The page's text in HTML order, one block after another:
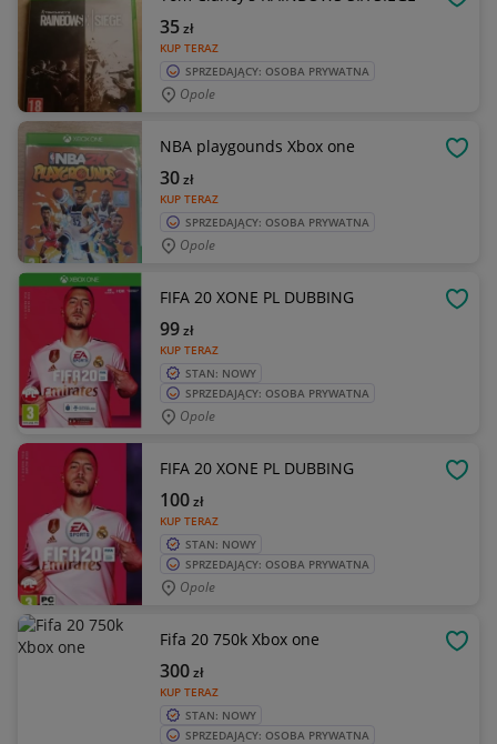
KUP TERAZ
35zł
SPRZEDAJĄCY: OSOBA PRYWATNA
Opole
NBA playgounds Xbox one
KUP TERAZ
30zł
SPRZEDAJĄCY: OSOBA PRYWATNA
Opole
FIFA 20 XONE PL DUBBING
KUP TERAZ
99zł
STAN: NOWY
SPRZEDAJĄCY: OSOBA PRYWATNA
Opole
FIFA 20 XONE PL DUBBING
KUP TERAZ
100zł
STAN: NOWY
SPRZEDAJĄCY: OSOBA PRYWATNA
Opole
Fifa 20 750k Xbox one
KUP TERAZ
300zł
STAN: NOWY
SPRZEDAJĄCY: OSOBA PRYWATNA